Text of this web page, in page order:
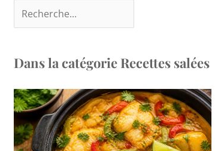
Dans la catégorie Recettes salées